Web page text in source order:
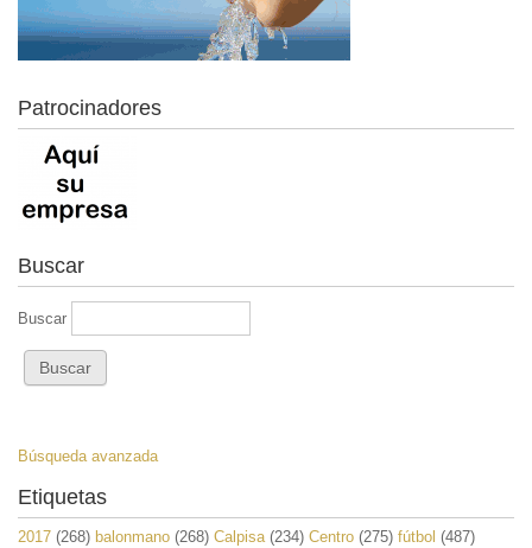
Patrocinadores
Buscar
Buscar
Búsqueda avanzada
Etiquetas
2017 (268) balonmano (268) Calpisa(234) Centro (275) fútbol (487)